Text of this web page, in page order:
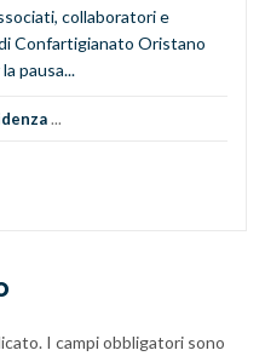
collaboratori e
Confartigianato Oristano
pausa...
...
I campi obbligatori sono